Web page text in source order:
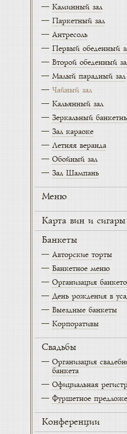
Каминный зал
Паркетный зал
Антресоль
Первый обеденный
Второй обеденный
Малый парадный зал
Чайный зал
Кальянный зал
Зеркальный
Зал караоке
Летняя веранда
Обойный зал
Зал Шампань
Меню
Карта вин и сигары
Банкеты
Авторские торты
Банкетное меню
Организация
День рождения в
Выездные банкеты
Корпоративы
Свадьбы
Организация
банкета
Официальная
Фуршетное
Конференции